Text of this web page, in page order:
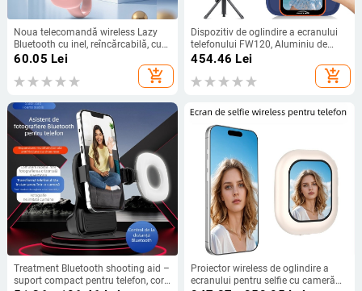
Noua telecomandă wireless Lazy
Bluetooth cu inel, reîncărcabilă, cu
durată de viață ultra-lungă a
producător de telecomandă TV
60.05 Lei
add_shopping_cart
Dispozitiv de oglindire a ecranului
telefonului FW120, Aluminiu de
înaltă calitate, MagSafe încorporat,
Ecran tactil cu butoane, Greutate
120 g, Bluetooth 4.0
454.46 Lei
add_shopping_cart
Treatment Bluetooth shooting aid –
suport compact pentru telefon, corp
Proiector wireless de oglindire a
ecranului pentru selfie cu cameră